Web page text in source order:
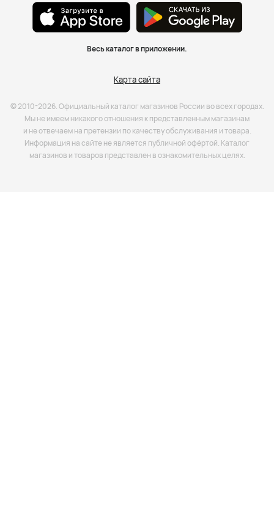
Весь каталог в приложении.
Карта сайта
© 2010-2026. Официальный каталог магазинов России во всех городах.
Мы не имеем никакого отношения к представленным магазинам
и не отвечаем на претензии по качеству обслуживания и товара.
Информация на сайте не является публичной офёртой. Каталог
магазинов и товаров представлен в ознакомительных целях.